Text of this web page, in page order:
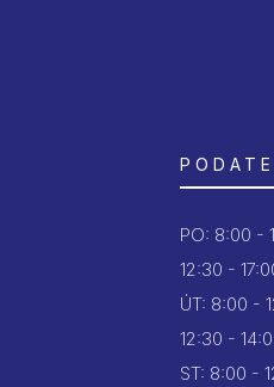
PO: 8:00 -
12:30 -
ÚT: 8:00 -
12:30 -
ST: 8:00 -